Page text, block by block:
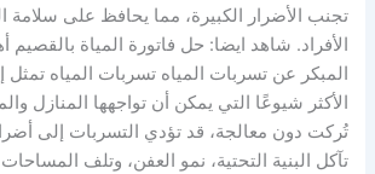
تجنب الأضرار الكبيرة، مما يحافظ على سلامة
الأفراد. شاهد ايضا: حل فاتورة المياة
المبكر عن تسربات المياه تسربات المياه
الأكثر شيوعًا التي يمكن أن تواجهها المنازل
تُركت دون معالجة، قد تؤدي التسربات إلى
تآكل البنية التحتية، نمو العفن، وتلف